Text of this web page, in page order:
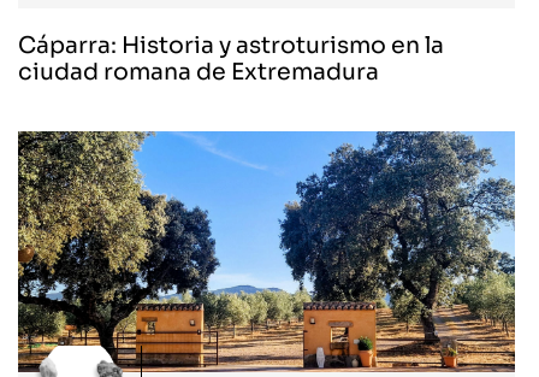
Cáparra: Historia y astroturismo en la
ciudad romana de Extremadura